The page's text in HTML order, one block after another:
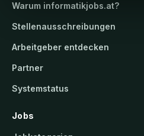
Warum informatikjobs.at?
Stellenausschreibungen
Arbeitgeber entdecken
Partner
Systemstatus
Jobs